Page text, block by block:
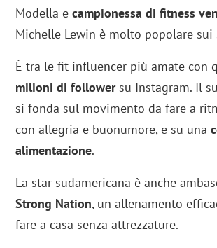
Modella ecampionessa di fitness
Michelle Lewin è molto popolare sui
È tra le fit-influencer più amate con
milioni di follower su Instagram. Il
si fonda sul movimento da fare a
con allegria e buonumore, e su una
alimentazione.
La star sudamericana è anche
Strong Nation, un allenamento
fare a casa senza attrezzature.